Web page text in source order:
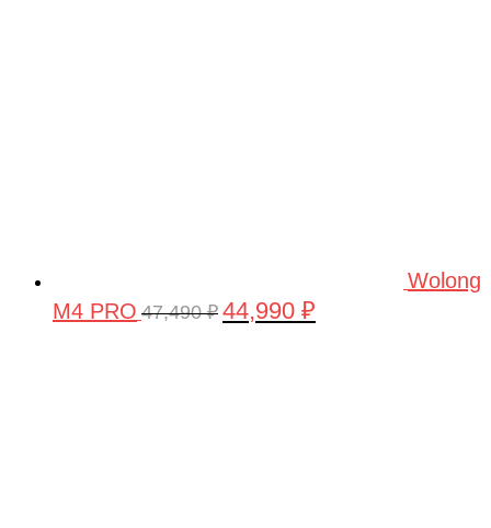
Wolong
M4 PRO 47,490₽ Первоначальная
44,990 ₽